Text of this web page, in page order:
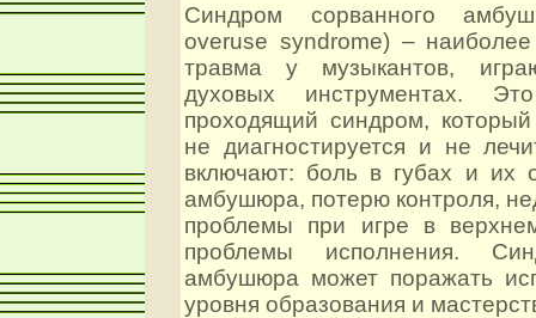
Синдром сорванного
overuse syndrome) – наиболее
травма у музыкантов,
духовых инструментах.
проходящий синдром,
не диагностируется и не
включают: боль в губах и их
амбушюра, потерю контроля,
проблемы при игре в
проблемы исполнения.
амбушюра может поражать
уровня образования и